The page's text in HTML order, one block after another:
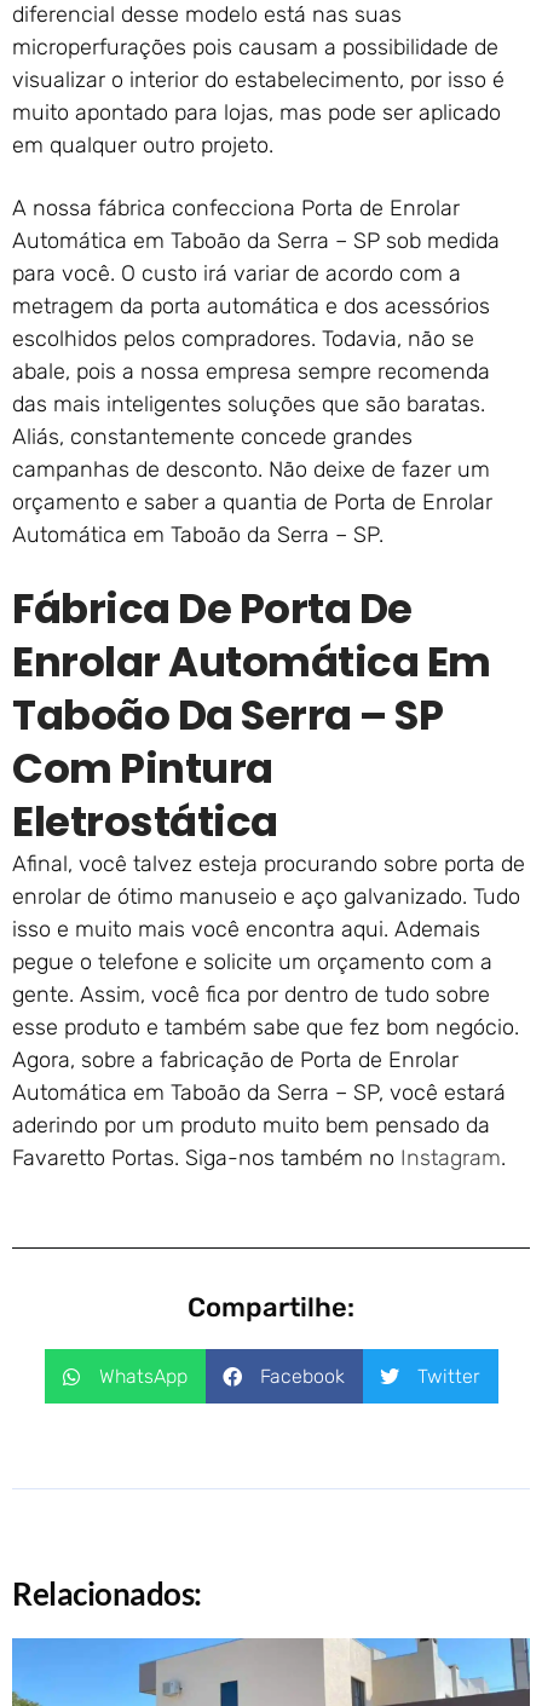
diferencial desse modelo está nas suas
microperfurações pois causam a possibilidade de
visualizar o interior do estabelecimento, por isso é
muito apontado para lojas, mas pode ser aplicado
em qualquer outro projeto.
A nossa fábrica confecciona Porta de Enrolar
Automática em Taboão da Serra – SP sob medida
para você. O custo irá variar de acordo com a
metragem da porta automática e dos acessórios
escolhidos pelos compradores. Todavia, não se
abale, pois a nossa empresa sempre recomenda
das mais inteligentes soluções que são baratas.
Aliás, constantemente concede grandes
campanhas de desconto. Não deixe de fazer um
orçamento e saber a quantia de Porta de Enrolar
Automática em Taboão da Serra – SP.
Fábrica De Porta De
Enrolar Automática Em
Taboão Da Serra – SP
Com Pintura
Eletrostática
Afinal, você talvez esteja procurando sobre porta de
enrolar de ótimo manuseio e aço galvanizado. Tudo
isso e muito mais você encontra aqui. Ademais
pegue o telefone e solicite um orçamento com a
gente. Assim, você fica por dentro de tudo sobre
esse produto e também sabe que fez bom negócio.
Agora, sobre a fabricação de Porta de Enrolar
Automática em Taboão da Serra – SP, você estará
aderindo por um produto muito bem pensado da
Favaretto Portas. Siga-nos também no Instagram.
Compartilhe:
WhatsApp Facebook Twitter
Relacionados: